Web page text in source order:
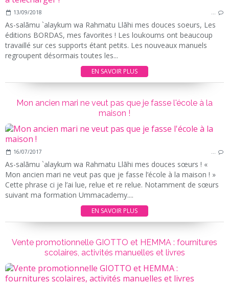
13/09/2018 …
As-salãmu `alaykum wa Rahmatu Llãhi mes douces soeurs, Les
éditions BORDAS, mes favorites ! Les loukoums ont beaucoup
travaillé sur ces supports étant petits. Les nouveaux manuels
regroupent désormais toutes les...
EN SAVOIR PLUS
Mon ancien mari ne veut pas que je fasse l'école à la
maison !
16/07/2017 …
As-salãmu `alaykum wa Rahmatu Llãhi mes douces sœurs ! «
Mon ancien mari ne veut pas que je fasse l’école à la maison ! »
Cette phrase ci je l’ai lue, relue et re relue. Notamment de sœurs
suivant ma formation Ummacademy....
EN SAVOIR PLUS
Vente promotionnelle GIOTTO et HEMMA : fournitures
scolaires, activités manuelles et livres